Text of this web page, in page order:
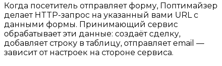
Когда посетитель отправляет форму, Поптимайзер
делает HTTP-запрос на указанный вами URL с
данными формы. Принимающий сервис
обрабатывает эти данные: создаёт сделку,
добавляет строку в таблицу, отправляет email —
зависит от настроек на стороне сервиса.